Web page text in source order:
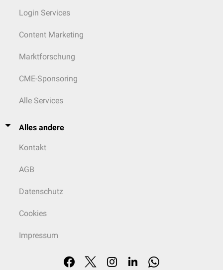
Login Services
Content Marketing
Marktforschung
CME-Sponsoring
Alle Services
Alles andere
Kontakt
AGB
Datenschutz
Cookies
Impressum